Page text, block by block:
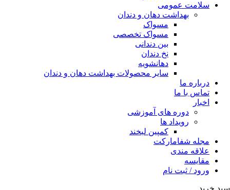
سلامت عمومی
بهداشت دهان و دندان
مسواک
مسواک تخصصی
بین دندانی
نخ دندان
دهانشویه
سایر محصولات بهداشت دهان و دندان
درباره ما
تماس با ما
اخبار
دوره های آموزشی
رویداد ها
کمپین لبخند
مجله شفامارکت
علاقه مندی
مقایسه
ورود / ثبت نام
سبد خرید